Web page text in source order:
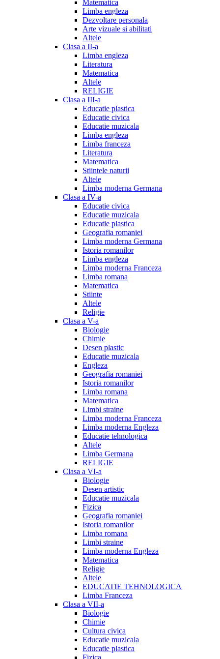
Matematica
Limba engleza
Dezvoltare personala
Arte vizuale si abilitati
Altele
Clasa a II-a
Limba engleza
Literatura
Matematica
Altele
RELIGIE
Clasa a III-a
Educatie plastica
Educatie civica
Educatie muzicala
Limba engleza
Limba franceza
Literatura
Matematica
Stiintele naturii
Altele
Limba moderna Germana
Clasa a IV-a
Educatie civica
Educatie muzicala
Educatie plastica
Geografia romaniei
Limba moderna Germana
Istoria romanilor
Limba engleza
Limba moderna Franceza
Limba romana
Matematica
Stiinte
Altele
Religie
Clasa a V-a
Biologie
Chimie
Desen plastic
Educatie muzicala
Engleza
Geografia romaniei
Istoria romanilor
Limba romana
Matematica
Limbi straine
Limba moderna Franceza
Limba moderna Engleza
Educatie tehnologica
Altele
Limba Germana
RELIGIE
Clasa a VI-a
Biologie
Desen artistic
Educatie muzicala
Fizica
Geografia romaniei
Istoria romanilor
Limba romana
Limbi straine
Limba moderna Engleza
Matematica
Religie
Altele
EDUCATIE TEHNOLOGICA
Limba Franceza
Clasa a VII-a
Biologie
Chimie
Cultura civica
Educatie muzicala
Educatie plastica